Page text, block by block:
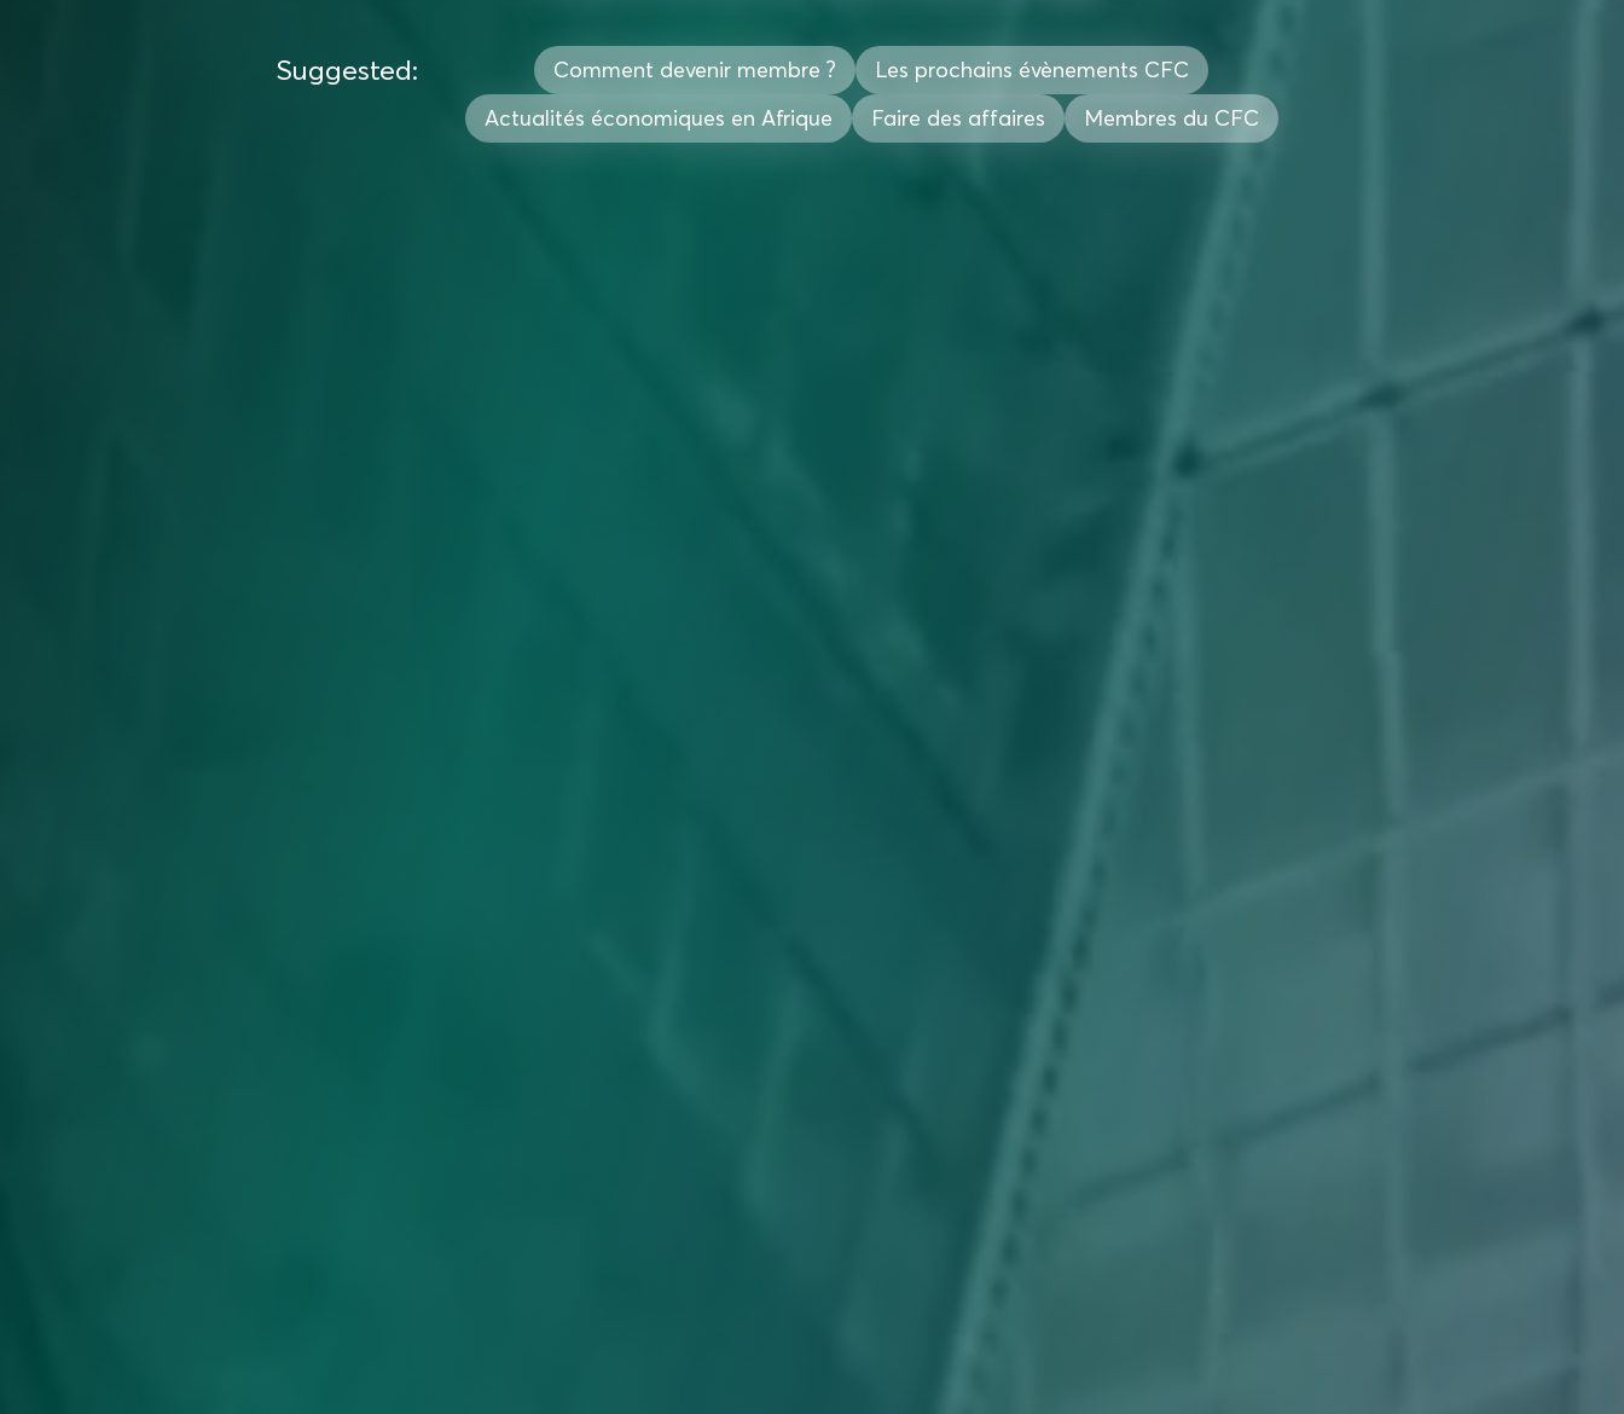
Suggested: Comment devenir membre ?
Les prochains évènements CFC
Actualités économiques en Afrique
Faire des affaires Membres du CFC